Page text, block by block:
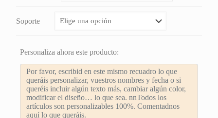
2,50€
11,50€
Soporte
Personaliza ahora este producto: